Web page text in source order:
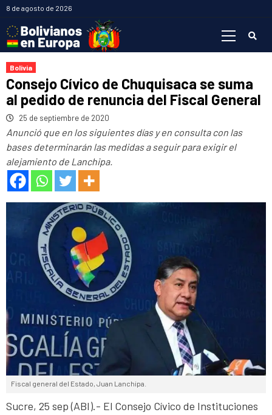
Saltar
contenido
8 de agosto de 2026
Bolivia
Consejo Cívico de Chuquisaca se suma
al pedido de renuncia del Fiscal General
25 de septiembre de 2020
Anunció que en los siguientes días y en consulta con las
bases determinarán las medidas a seguir para exigir el
alejamiento de Lanchipa.
Fiscal general del Estado, Juan Lanchipa.
Sucre, 25 sep (ABI).- El Consejo Cívico de Instituciones